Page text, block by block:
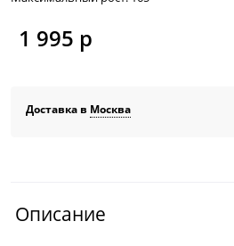
1 995 р
Доставка в Москва
Описание